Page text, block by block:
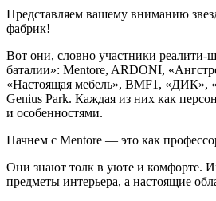
Представляем вашему вниманию
фабрик!
Вот они, словно участники реалити-
баталии»: Mentore, ARDONI,
«Настоящая мебель», BMF1,
Genius Park. Каждая из них как
и особенностями.
Начнем с Mentore — это как
Они знают толк в уюте и комфорте.
предметы интерьера, а настоящие